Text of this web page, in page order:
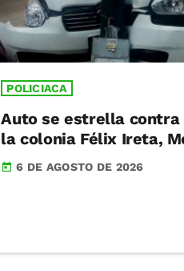
POLICIACA
Auto se estrella contra
la colonia Félix Ireta,
today 6 DE AGOSTO DE 2026